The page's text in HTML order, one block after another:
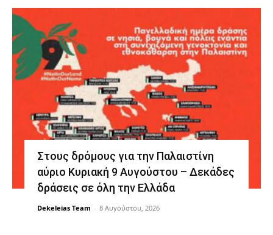
Στους δρόμους για την Παλαιστίνη
αύριο Κυριακή 9 Αυγούστου – Δεκάδες
δράσεις σε όλη την Ελλάδα
Dekeleias Team - 8 Αυγούστου, 2026